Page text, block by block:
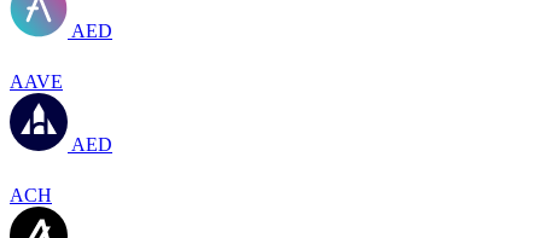
AED
AAVE
AED
ACH